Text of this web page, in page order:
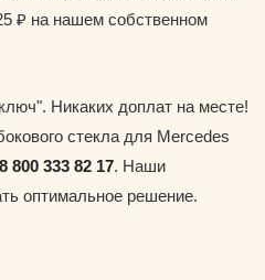
₽ на нашем собственном
Никаких доплат на месте!
стекла для Mercedes
8 800 333 82 17. Наши
оптимальное решение.